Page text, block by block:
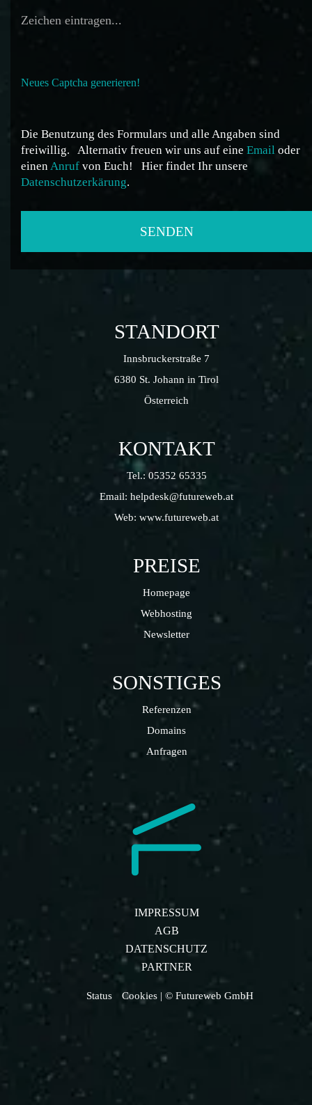
Neues Captcha generieren!
Die Benutzung des Formulars und alle Angaben sind
freiwillig.
Alternativ freuen wir uns auf eine Email oder
einenAnruf von Euch!
Hier findet Ihr unsere
Datenschutzerkärung.
STANDORT
Innsbruckerstraße 7
6380 St. Johann in Tirol
Österreich
KONTAKT
Tel.: 05352 65335
Email: helpdesk@futureweb.at
Web: www.futureweb.at
PREISE
Homepage
Webhosting
Newsletter
SONSTIGES
Referenzen
Domains
Anfragen
IMPRESSUM
AGB
DATENSCHUTZ
PARTNER
Status Cookies | © Futureweb GmbH